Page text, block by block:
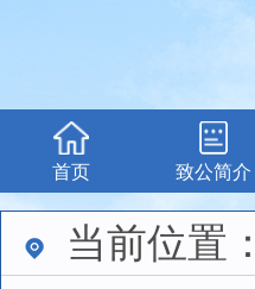
首页 致公简介
当前位置